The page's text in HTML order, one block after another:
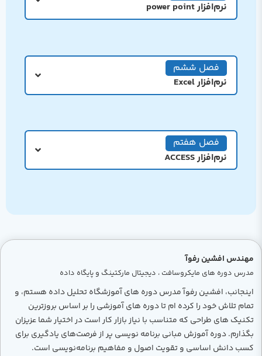
نرم‌افزار power point
فصل ششم
نرم‌افزار Excel
فصل هفتم
نرم‌افزار ACCESS
مهندس افشین رفوآ
مدرس دوره های مایکروسافت ، دیجیتال مارکتینگ و پایگاه داده
اینجانب، افشین رفوآ مدرس دوره های آموزشگاه تحلیل داده هستم، و
تمام تلاش خود را کرده ام تا دوره های آموزشی را بر اساس بروزترین
تکنیک های طراحی که متناسب با نیاز بازار کار است در اختیار شما عزیزان
بگذارم. دوره آموزش مبانی برنامه نویسی پر از فرصت‌های یادگیری برای
کسب دانش اساسی و تقویت اصول و مفاهیم برنامه‌نویسی است.